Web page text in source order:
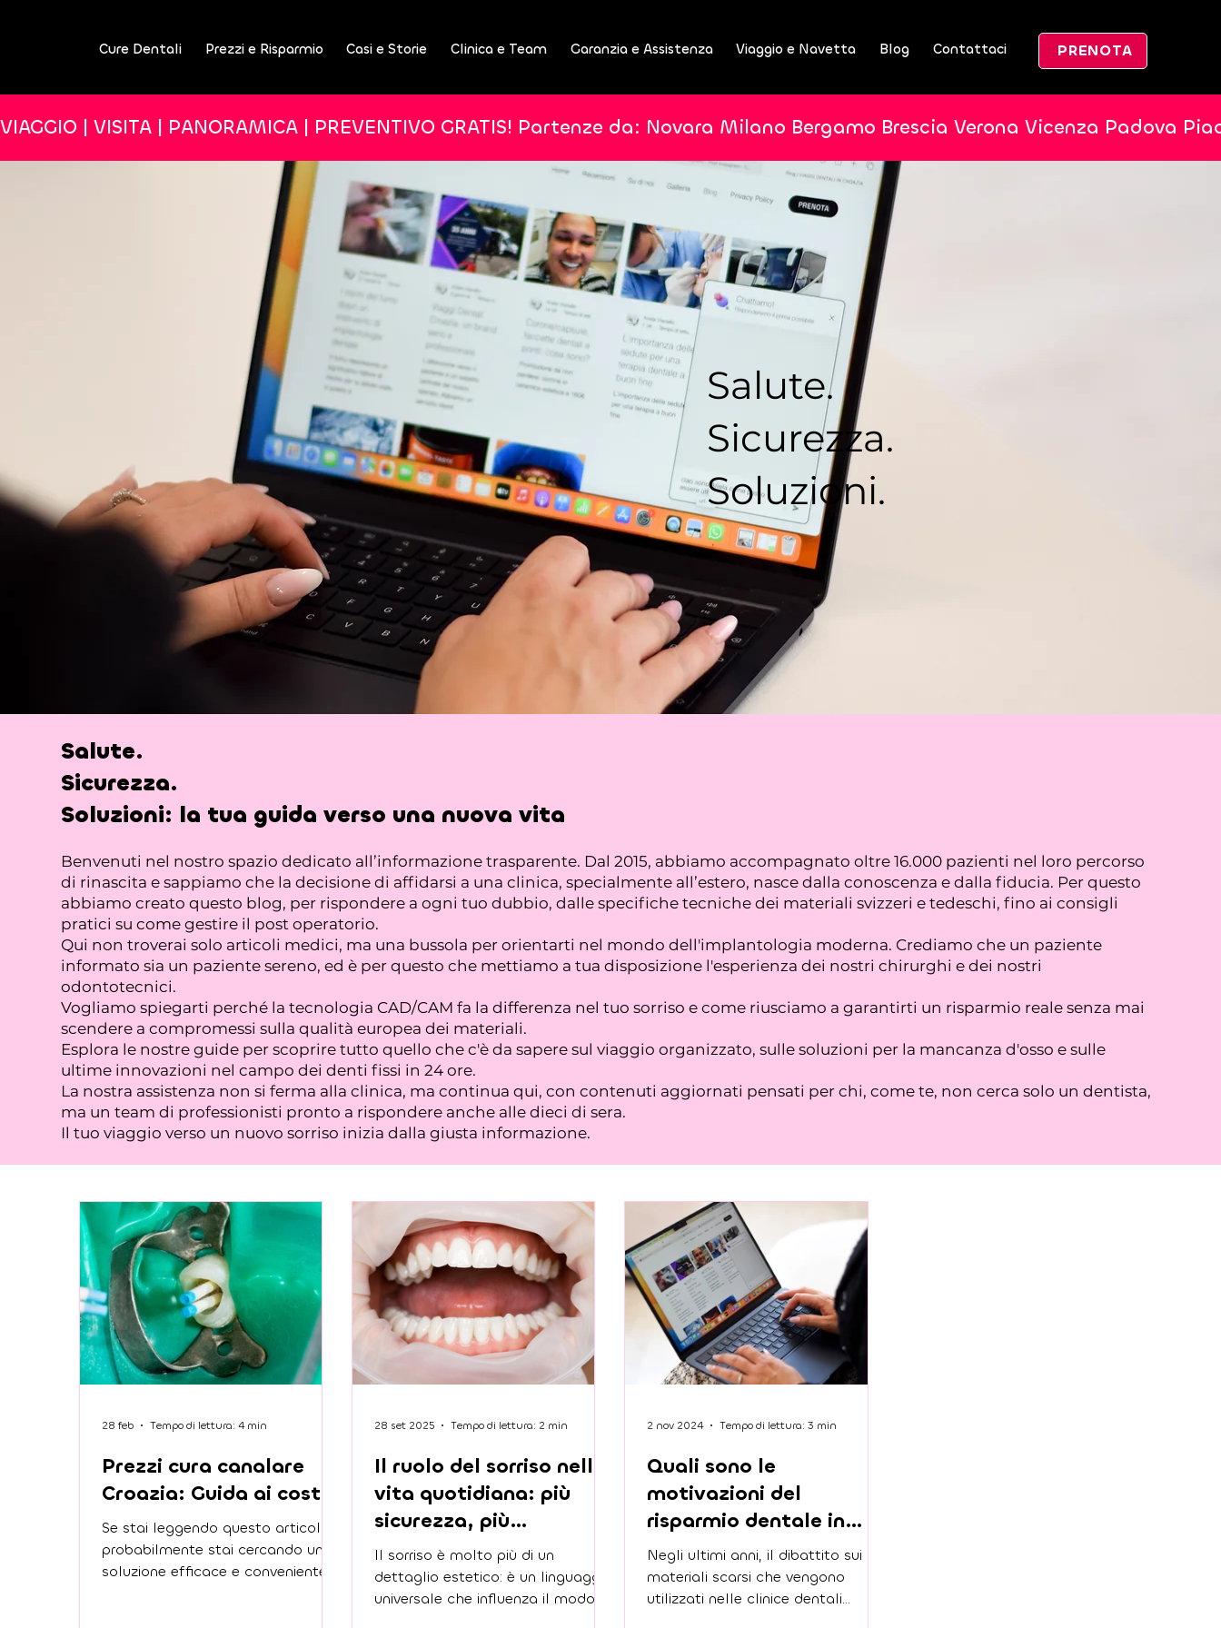
Cure Dentali Prezzi e Risparmio Casi e Storie Clinica e Team Garanzia e Assistenza Viaggio e Navetta Blog Contattaci PRENOTA
VIAGGIO | VISITA | PANORAMICA | PREVENTIVO GRATIS! Partenze da: Novara Milano Bergamo Brescia Verona Vicenza Padova
Salute.
Sicurezza.
Soluzioni.
Salute.
Sicurezza.
Soluzioni: la tua guida verso una nuova vita
Benvenuti nel nostro spazio dedicato all’informazione trasparente. Dal 2015, abbiamo accompagnato oltre 16.000 pazienti nel loro percorso
di rinascita e sappiamo che la decisione di affidarsi a una clinica, specialmente all’estero, nasce dalla conoscenza e dalla fiducia. Per questo
abbiamo creato questo blog, per rispondere a ogni tuo dubbio, dalle specifiche tecniche dei materiali svizzeri e tedeschi, fino ai consigli
pratici su come gestire il post operatorio.
Qui non troverai solo articoli medici, ma una bussola per orientarti nel mondo dell'implantologia moderna. Crediamo che un paziente
informato sia un paziente sereno, ed è per questo che mettiamo a tua disposizione l'esperienza dei nostri chirurghi e dei nostri
odontotecnici.
Vogliamo spiegarti perché la tecnologia CAD/CAM fa la differenza nel tuo sorriso e come riusciamo a garantirti un risparmio reale senza mai
scendere a compromessi sulla qualità europea dei materiali.
Esplora le nostre guide per scoprire tutto quello che c'è da sapere sul viaggio organizzato, sulle soluzioni per la mancanza d'osso e sulle
ultime innovazioni nel campo dei denti fissi in 24 ore.
La nostra assistenza non si ferma alla clinica, ma continua qui, con contenuti aggiornati pensati per chi, come te, non cerca solo un dentista,
ma un team di professionisti pronto a rispondere anche alle dieci di sera.
Il tuo viaggio verso un nuovo sorriso inizia dalla giusta informazione.
Prezzi cura canalare
Croazia: Guida ai costi
Se stai leggendo questo articolo,
probabilmente stai cercando una
soluzione efficace e conveniente
28 feb Tempo di lettura: 4 min
Il ruolo del sorriso nella
vita quotidiana: più
sicurezza, più
opportunità!
Il sorriso è molto più di un
dettaglio estetico: è un linguaggio
universale che influenza il modo in
28 set 2025 Tempo di lettura: 2 min
Quali sono le
motivazioni del
risparmio dentale in
Croazia?
Negli ultimi anni, il dibattito sui
materiali scarsi che vengono
utilizzati nelle clinice dentali
2 nov 2024 Tempo di lettura: 3 min